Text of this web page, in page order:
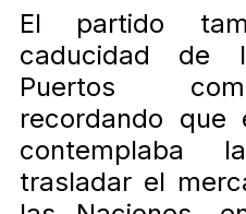
El partido
caducidad de
Puertos
recordando que
contemplaba
trasladar el